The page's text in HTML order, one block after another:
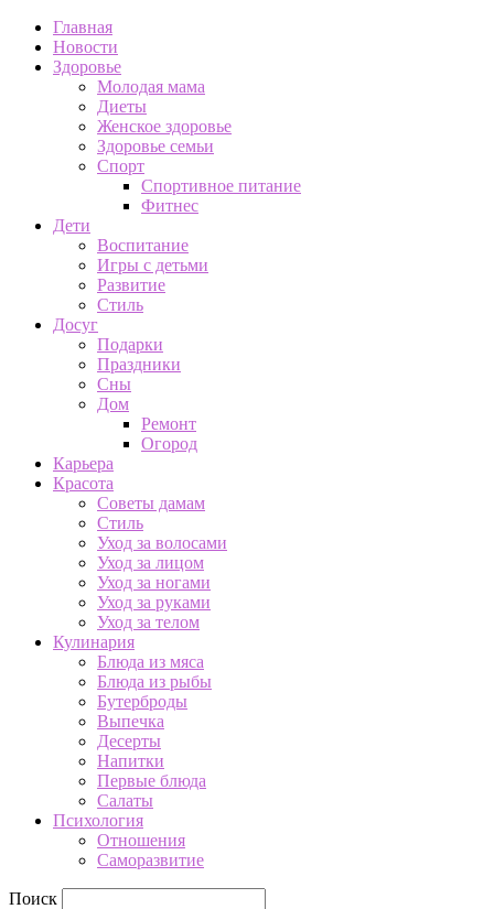
Главная
Новости
Здоровье
Молодая мама
Диеты
Женское здоровье
Здоровье семьи
Спорт
Спортивное питание
Фитнес
Дети
Воспитание
Игры с детьми
Развитие
Стиль
Досуг
Подарки
Праздники
Сны
Дом
Ремонт
Огород
Карьера
Красота
Советы дамам
Стиль
Уход за волосами
Уход за лицом
Уход за ногами
Уход за руками
Уход за телом
Кулинария
Блюда из мяса
Блюда из рыбы
Бутерброды
Выпечка
Десерты
Напитки
Первые блюда
Салаты
Психология
Отношения
Саморазвитие
Поиск